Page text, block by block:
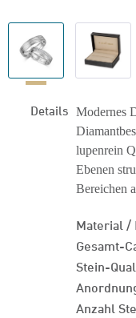
Details Modernes
lupenrein
Ebenen
Bereichen
Material /
Gesamt-
Stein-
Anzahl